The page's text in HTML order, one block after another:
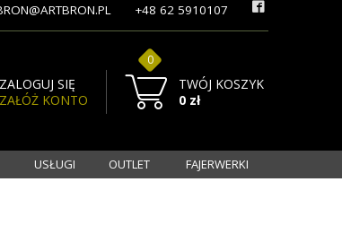
ZALOGUJ SIĘ
ZAŁÓŻ KONTO
TWÓJ KOSZYK
0
0 zł
+48 62 5910107
USŁUGI OUTLET FAJERWERKI